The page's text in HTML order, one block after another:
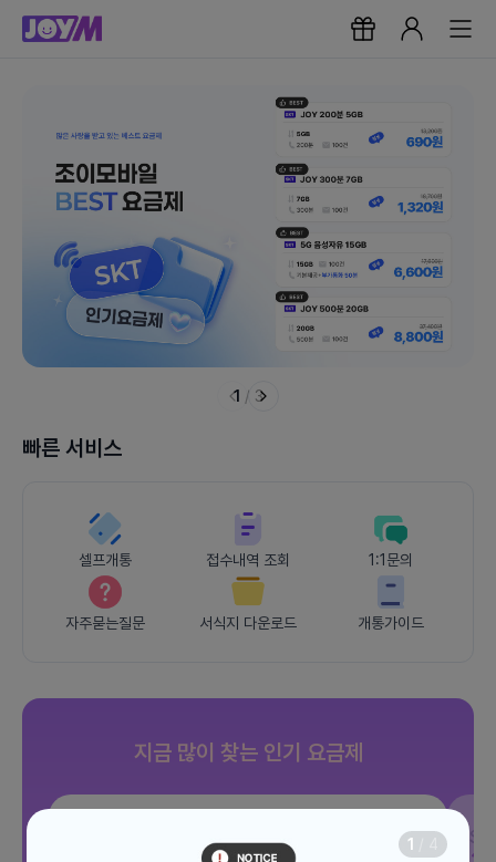
1 / 3
빠른 서비스
셀프개통 접수내역 조회 1:1문의
자주묻는질문 서식지 다운로드 개통가이드
지금 많이 찾는 인기 요금제
JOY 500분 30GB 1